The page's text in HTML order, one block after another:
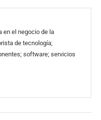
en el negocio de la
de tecnología;
software; servicios